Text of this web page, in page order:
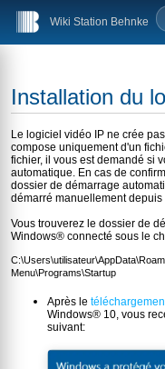
Wiki Station Behnke
Installation du
Le logiciel vidéo IP ne crée
compose uniquement d'un
fichier, il vous est demandé si
automatique. En cas de
dossier de démarrage
démarré manuellement
Vous trouverez le dossier de
Windows® connecté sous le
Menu\Programs\Startup
Après le
Windows® 10, vous
suivant: